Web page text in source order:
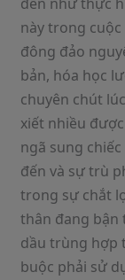
này trong
đông đảo
bản, hóa học
chuyên chút
xiết nhiều
ngã sung
đến và sự trù
trong sự chắt
thân đang bận
dầu trùng hợp
buộc phải sử